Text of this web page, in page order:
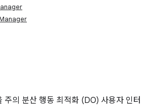
주의 분산 행동 최적화 (DO) 사용자 인터